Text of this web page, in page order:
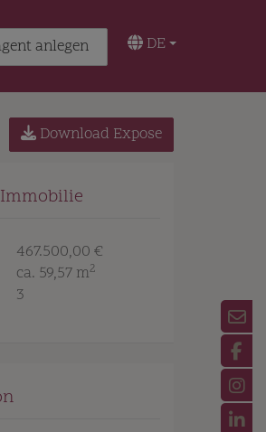
anlegen DE
Download Expose
467.500,00 €
ca. 59,57 m2
3